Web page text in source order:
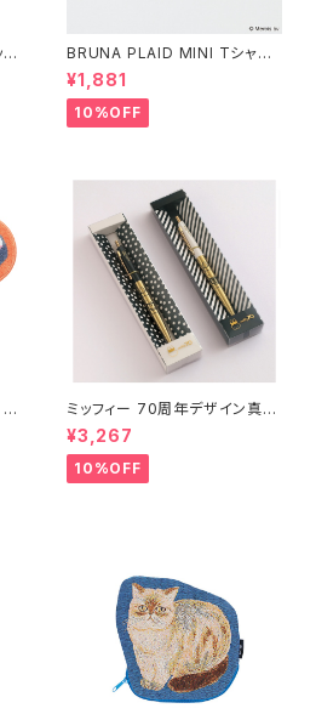
BRUNA PLAID MINI Tシャツ
チャーム MIFFY
¥1,881
10%OFF
|
ミッフィー 70周年デザイン真鍮
ボールペン
¥3,267
10%OFF